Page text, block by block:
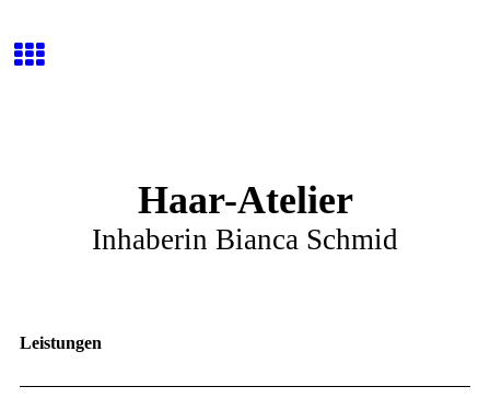
Haar-Atelier
Inhaberin Bianca Schmid
Leistungen